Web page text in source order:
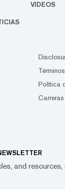
VIDEOS
Política
Carreras
and